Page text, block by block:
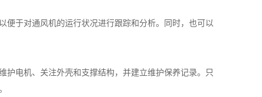
于对通风机的运行状况进行跟踪和分析。同时，也可以
电机、关注外壳和支撑结构，并建立维护保养记录。只